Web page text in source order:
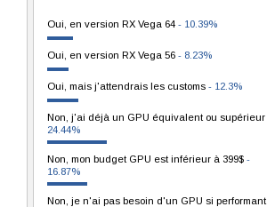
Oui, en version RX Vega 64 - 10.39%
Oui, en version RX Vega 56 - 8.23%
Oui, mais j'attendrais les customs - 12.3%
Non, j'ai déjà un GPU équivalent ou supérieur
24.44%
Non, mon budget GPU est inférieur à 399$ -
16.87%
Non, je n'ai pas besoin d'un GPU si performant